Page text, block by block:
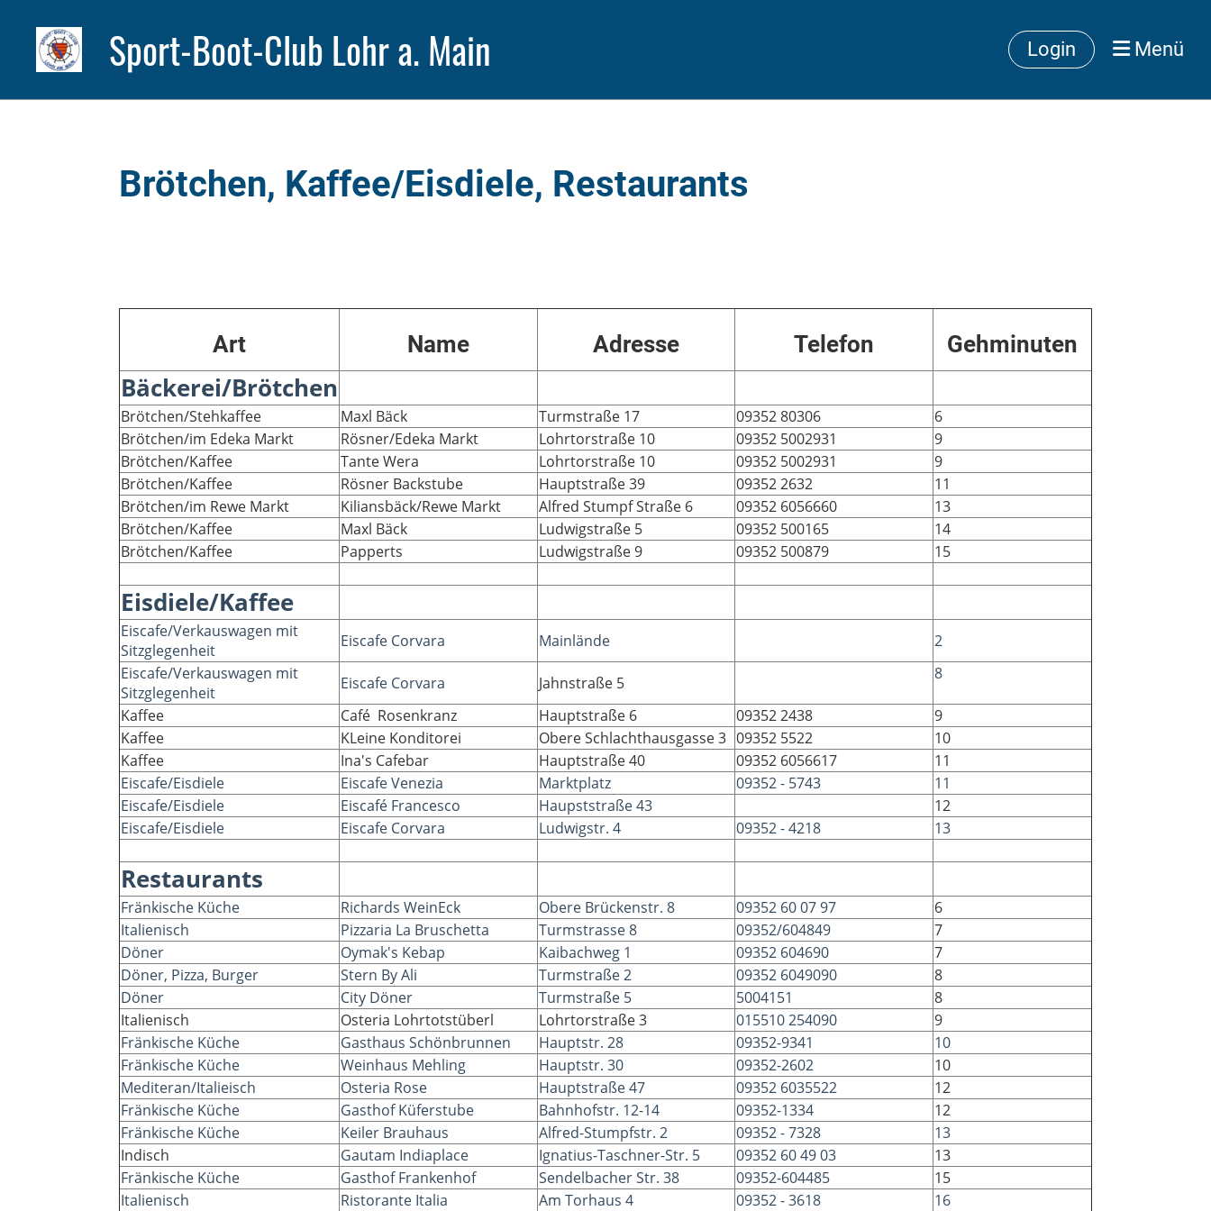
Sport-Boot-Club Lohr a. Main Login Menü
Brötchen, Kaffee/Eisdiele, Restaurants
Art Name Adresse Telefon Gehminuten
Bäckerei/Brötchen
Brötchen/Stehkaffee Maxl Bäck Turmstraße 17 09352 80306
6
Brötchen/im Edeka Markt
Rösner/Edeka Markt Lohrtorstraße 10 09352 5002931
9
Brötchen/Kaffee
Tante Wera Lohrtorstraße 10 09352 5002931
9
Brötchen/Kaffee
Rösner Backstube Hauptstraße 39 09352 2632
11
Brötchen/im Rewe Markt
Kiliansbäck/Rewe Markt Alfred Stumpf Straße 6 09352 6056660
13
Brötchen/Kaffee
Maxl Bäck Ludwigstraße 5 09352 500165
14
Brötchen/Kaffee
Papperts Ludwigstraße 9 09352 500879 15
Eisdiele/Kaffee
Eiscafe/Verkauswagen mit
Sitzglegenheit
Eiscafe Corvara Mainlände
2
Eiscafe/Verkauswagen mit
Sitzglegenheit
Eiscafe Corvara Jahnstraße 5 8
Kaffee Café Rosenkranz Hauptstraße 6 09352 2438
9
Kaffee
KLeine Konditorei Obere Schlachthausgasse 3 09352 5522
10
Kaffee
Ina's Cafebar Hauptstraße 40 09352 6056617
11
Eiscafe/Eisdiele
Eiscafe Venezia Marktplatz 09352 - 5743
11
Eiscafe/Eisdiele
Eiscafé Francesco Haupststraße 43
12
Eiscafe/Eisdiele
Eiscafe Corvara Ludwigstr. 4 09352 - 4218 13
Restaurants
Fränkische Küche Richards WeinEck Obere Brückenstr. 8 09352 60 07 97
6
Italienisch
Pizzaria La Bruschetta Turmstrasse 8 09352/604849
7
Döner
Oymak's Kebap Kaibachweg 1 09352 604690
7
Döner, Pizza, Burger
Stern By Ali Turmstraße 2 09352 6049090
8
Döner
City Döner Turmstraße 5 5004151
8
Italienisch
Osteria Lohrtotstüberl Lohrtorstraße 3 015510 254090
9
Fränkische Küche
Gasthaus Schönbrunnen Hauptstr. 28 09352-9341
10
Fränkische Küche
Weinhaus Mehling Hauptstr. 30 09352-2602
10
Mediteran/Italieisch
Osteria Rose Hauptstraße 47 09352 6035522
12
Fränkische Küche
Gasthof Küferstube Bahnhofstr. 12-14 09352-1334
12
Fränkische Küche
Keiler Brauhaus Alfred-Stumpfstr. 2 09352 - 7328
13
Indisch
Gautam Indiaplace Ignatius-Taschner-Str. 5 09352 60 49 03
13
Fränkische Küche
Gasthof Frankenhof Sendelbacher Str. 38 09352-604485
15
Italienisch
Ristorante Italia Am Torhaus 4 09352 - 3618 16